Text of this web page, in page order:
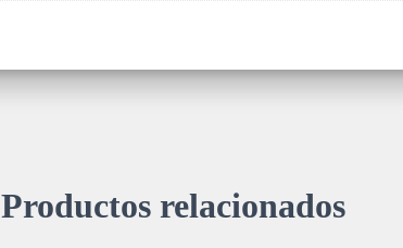
Productos relacionados